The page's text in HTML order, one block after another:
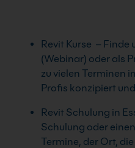
Revit Kurse – Finde
(Webinar) oder als
zu vielen Terminen
Profis konzipiert
Revit Schulung in
Schulung oder
Termine, der Ort,